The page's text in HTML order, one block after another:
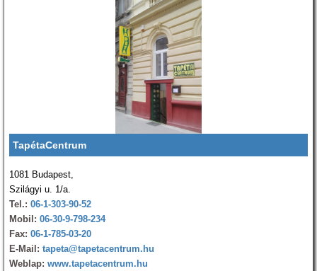
TapétaCentrum
1081 Budapest,
Szilágyi u. 1/a.
Tel.: 06-1-303-90-52
Mobil: 06-30-9-798-234
Fax: 06-1-785-03-20
E-Mail: tapeta@tapetacentrum.hu
Weblap: www.tapetacentrum.hu